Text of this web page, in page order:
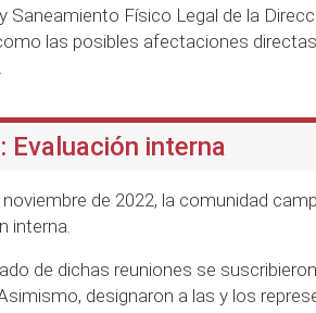
Saneamiento Físico Legal de la
las posibles afectaciones
Evaluación interna
noviembre de 2022, la comunidad
interna.
de dichas reuniones se
designaron a las y los